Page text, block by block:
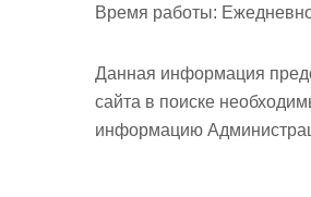
Время работы:
Данная информация
сайта в поиске
информацию